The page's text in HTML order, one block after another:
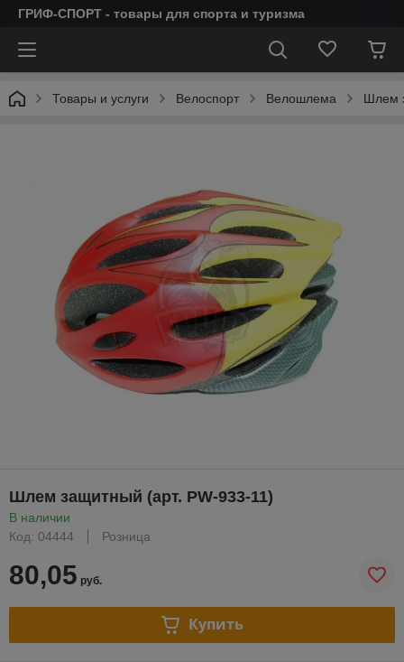
ГРИФ-СПОРТ - товары для спорта и туризма
Товары и услуги Велоспорт Велошлема Шлем
Шлем защитный (арт. PW-933-11)
В наличии
Код: 04444
Розница
80,05 руб.
Купить